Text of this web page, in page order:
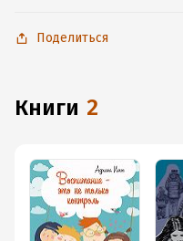
Android, чтобы не
Поделиться
книги 2